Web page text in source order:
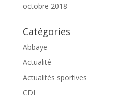
octobre 2018
Catégories
Abbaye
Actualité
Actualités sportives
CDI